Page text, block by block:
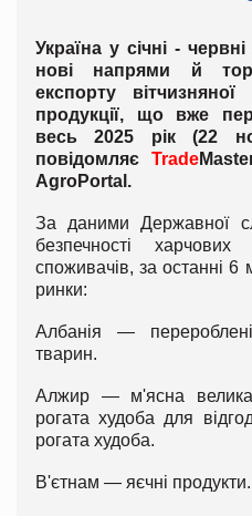
Україна у січні -
нові напрями й
експорту
продукції, що вже
весь 2025 рік (22
повідомляє Trade
AgroPortal .
За даними Державної
безпечності
споживачів, за останні 6
ринки:
Албанія —
тварин.
Алжир — м'ясна велика
рогата худоба для
рогата худоба.
В'єтнам — яєчні продукти.